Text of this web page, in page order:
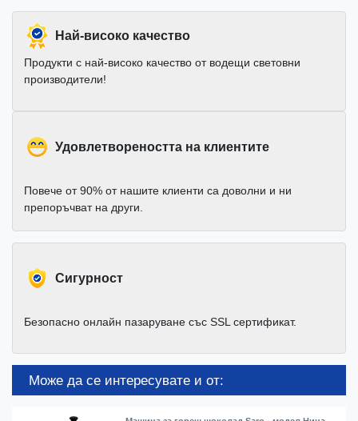
Най-високо качество
Продукти с най-високо качество от водещи световни
производители!
Удовлетвореността на клиентите
Повече от 90% от нашите клиенти са доволни и ни
препоръчват на други.
Cигурност
Безопасно онлайн пазаруване със SSL сертификат.
Може да се интересувате и от: